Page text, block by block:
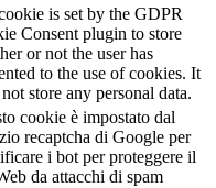
is set by the GDPR
Consent plugin to store
or not the user has
to the use of cookies. It
store any personal data.
cookie è impostato dal
recaptcha di Google per
i bot per proteggere il
da attacchi di spam